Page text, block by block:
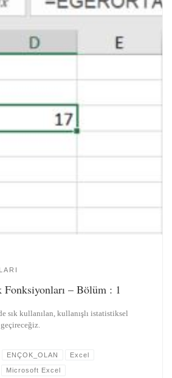
– Bölüm : 1
sık kullanılan, kullanışlı istatistiksel
ENÇOK_OLAN Excel
Microsoft Excel